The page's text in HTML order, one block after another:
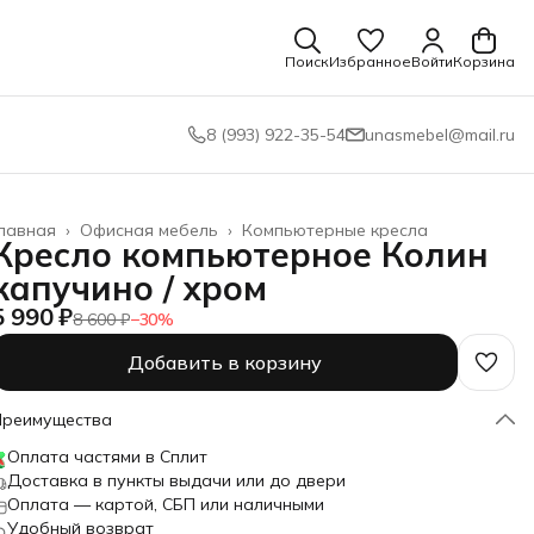
ПоискИзбранноеВойтиКорзина
8 (993) 922-35-54 unasmebel@mail.ru
Компьютерные кресла
Офисная мебель ›
›
компьютерное Колин
/ хром
990 ₽8 600 ₽−30%
Добавить в корзину
Оплата частями в Сплит
Доставка в пункты выдачи или до двери
Оплата — картой, СБП или наличными
Удобный возврат